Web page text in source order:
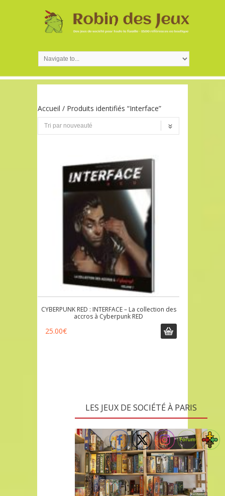
Accueil / Produits identifiés “Interface”
CYBERPUNK RED : INTERFACE – La collection des
accros à Cyberpunk RED
25.00€
LES JEUX DE SOCIÉTÉ À PARIS